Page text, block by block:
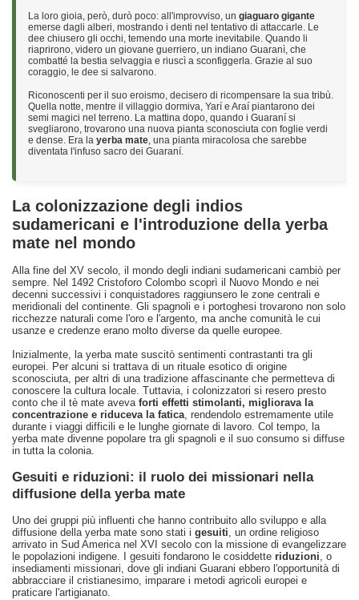
La loro gioia, però, durò poco: all'improvviso, un giaguaro gigante
emerse dagli alberi, mostrando i denti nel tentativo di attaccarle. Le
dee chiusero gli occhi, temendo una morte inevitabile. Quando li
riaprirono, videro un giovane guerriero, un indiano Guaranì, che
combatté la bestia selvaggia e riuscì a sconfiggerla. Grazie al suo
coraggio, le dee si salvarono.
Riconoscenti per il suo eroismo, decisero di ricompensare la sua tribù.
Quella notte, mentre il villaggio dormiva, Yarí e Araí piantarono dei
semi magici nel terreno. La mattina dopo, quando i Guaraní si
svegliarono, trovarono una nuova pianta sconosciuta con foglie verdi
e dense. Era la yerba mate, una pianta miracolosa che sarebbe
diventata l'infuso sacro dei Guaraní.
La colonizzazione degli indios
sudamericani e l'introduzione della yerba
mate nel mondo
Alla fine del XV secolo, il mondo degli indiani sudamericani cambiò per
sempre. Nel 1492 Cristoforo Colombo scoprì il Nuovo Mondo e nei
decenni successivi i conquistadores raggiunsero le zone centrali e
meridionali del continente. Gli spagnoli e i portoghesi trovarono non solo
ricchezze naturali come l'oro e l'argento, ma anche comunità le cui
usanze e credenze erano molto diverse da quelle europee.
Inizialmente, la yerba mate suscitò sentimenti contrastanti tra gli
europei. Per alcuni si trattava di un rituale esotico di origine
sconosciuta, per altri di una tradizione affascinante che permetteva di
conoscere la cultura locale. Tuttavia, i colonizzatori si resero presto
conto che il tè mate aveva forti effetti stimolanti, migliorava la
concentrazione e riduceva la fatica, rendendolo estremamente utile
durante i viaggi difficili e le lunghe giornate di lavoro. Col tempo, la
yerba mate divenne popolare tra gli spagnoli e il suo consumo si diffuse
in tutta la colonia.
Gesuiti e riduzioni: il ruolo dei missionari nella
diffusione della yerba mate
Uno dei gruppi più influenti che hanno contribuito allo sviluppo e alla
diffusione della yerba mate sono stati i gesuiti, un ordine religioso
arrivato in Sud America nel XVI secolo con la missione di evangelizzare
le popolazioni indigene. I gesuiti fondarono le cosiddette riduzioni, o
insediamenti missionari, dove gli indiani Guarani ebbero l'opportunità di
abbracciare il cristianesimo, imparare i metodi agricoli europei e
praticare l'artigianato.